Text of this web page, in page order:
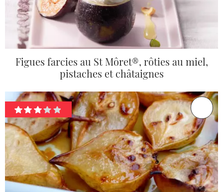
Figues farcies au St Môret®, rôties au miel,
pistaches et châtaignes